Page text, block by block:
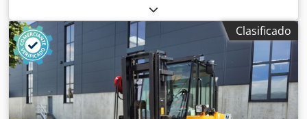
, Apilador para terrenos accidentados
Dkjdpfxoztgabs Aiier Manitou M 30-4 Motor: diésel Año de
fabricación: 2025 Altura máxima de elevación (mm): 5.550
Capacidad de carga (kg): 3.000
Clasificado